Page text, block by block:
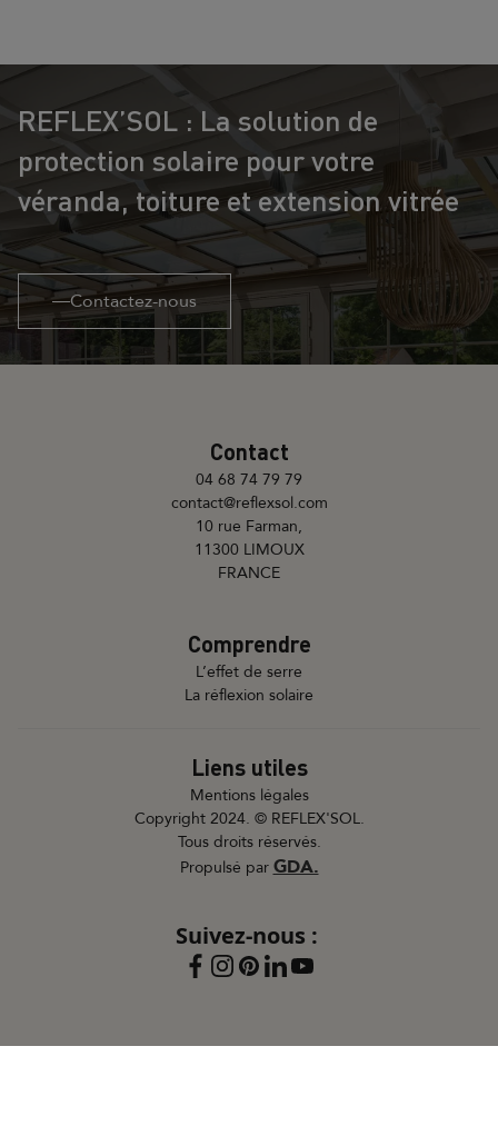
REFLEX’SOL : La solution de
protection solaire pour votre
véranda, toiture et extension vitrée
Contactez-nous
Contact
04 68 74 79 79
contact@reflexsol.com
10 rue Farman,
11300 LIMOUX
FRANCE
Comprendre
L’effet de serre
La réflexion solaire
Liens utiles
Mentions légales
Copyright 2024. © REFLEX'SOL.
Tous droits réservés.
Propulsé parGDA.
Suivez-nous :